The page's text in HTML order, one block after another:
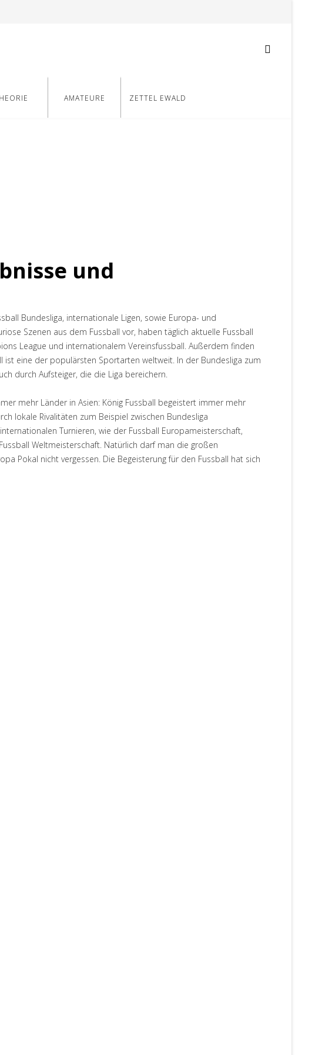
AMATEURE ZETTEL EWALD
und
Bundesliga, internationale Ligen, sowie Europa- und
Szenen aus dem Fussball vor, haben täglich aktuelle Fussball
League und internationalem Vereinsfussball. Außerdem finden
ist eine der populärsten Sportarten weltweit. In der Bundesliga zum
durch Aufsteiger, die die Liga bereichern.
mehr Länder in Asien: König Fussball begeistert immer mehr
lokale Rivalitäten zum Beispiel zwischen Bundesliga
Turnieren, wie der Fussball Europameisterschaft,
Weltmeisterschaft. Natürlich darf man die großen
Pokal nicht vergessen. Die Begeisterung für den Fussball hat sich